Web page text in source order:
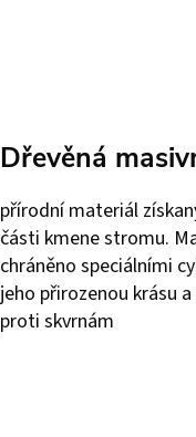
Dřevěná
přírodní materiál
části kmene stromu.
chráněno speciálními
jeho přirozenou krásu
proti skvrnám